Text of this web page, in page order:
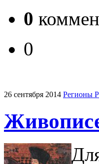
0
0
26 сентября 2014 Регионы